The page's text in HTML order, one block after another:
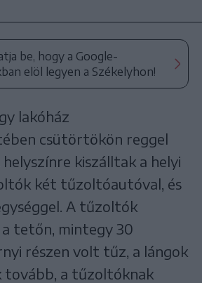
be, hogy a Google-
elöl legyen a Székelyhon!
lakóház
csütörtökön reggel
helyszínre kiszálltak a helyi
két tűzoltóautóval, és
A tűzoltók
tetőn, mintegy 30
részen volt tűz, a lángok
tovább, a tűzoltóknak